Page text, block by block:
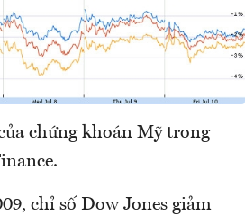
chứng khoán Mỹ trong
chỉ số Dow Jones giảm